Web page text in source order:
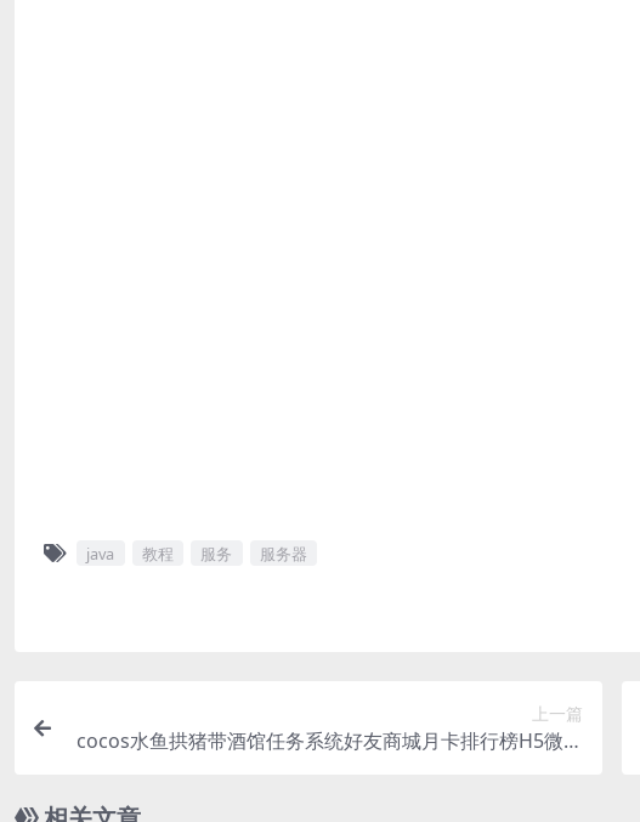
java 教程 服务 服务器
上一篇
cocos水鱼拱猪带酒馆任务系统好友商城月卡排行榜H5微信